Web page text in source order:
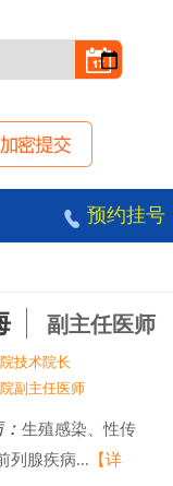
预约挂号
副主任医师
技术院长
副主任医师
生殖感染、性传
列腺疾病... 【详